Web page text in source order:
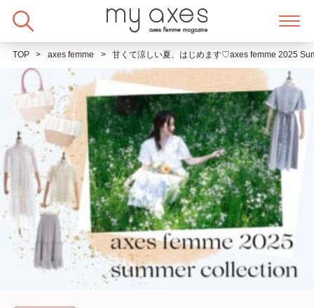
TOP axes femme 甘くて涼しい夏、はじめます♡axes femme 2025